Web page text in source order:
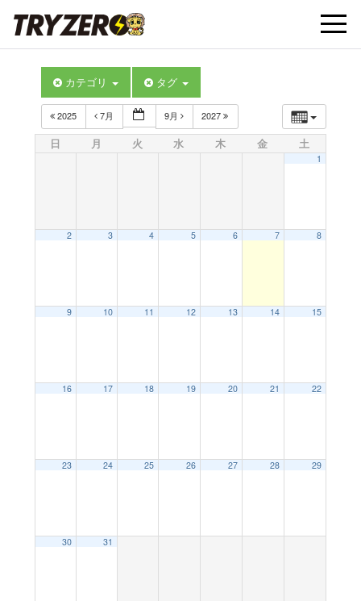
t
カテゴリ タグ
2025 7月 9月 2027
日 月 火 水 木 金 土
1
2 3 4 5 6 7 8
9 10 11 12 13 14 15
16 17 18 19 20 21 22
23 24 25 26 27 28 29
30 31